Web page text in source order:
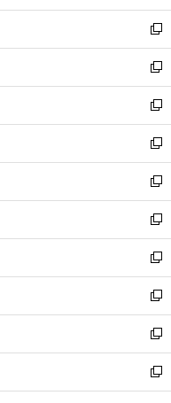
開
く
ウ
で
開
く
ン
ド
ウ
で
開
く
ウ
ィ
ン
ド
ウ
で
開
く
新
し
い
ウ
ィ
ン
ド
ウ
で
開
く
新
し
い
ウ
ィ
ン
ド
ウ
で
開
く
新
し
い
ウ
ィ
ン
ド
ウ
で
開
く
新
し
い
ウ
ィ
ン
ド
ウ
で
開
く
新
し
い
ウ
ィ
ン
ド
ウ
で
開
く
新
し
い
ウ
ィ
ン
ド
ウ
で
開
新
し
い
ウ
ィ
ン
ド
ウ
新
し
い
ウ
ィ
ン
新
し
い
ウ
新
し